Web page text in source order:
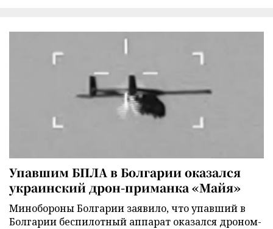
Упавшим БПЛА в Болгарии оказался
украинский дрон-приманка «Майя»
Минобороны Болгарии заявило, что упавший в
Болгарии беспилотный аппарат оказался дроном-